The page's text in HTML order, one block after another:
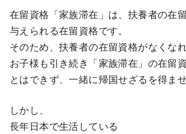
在留資格「家族滞在」は、扶養者の在
与えられる在留資格です。
そのため、扶養者の在留資格がなくな
お子様も引き続き「家族滞在」の在留
とはできず、一緒に帰国せざるを得ませ
しかし、
長年日本で生活している